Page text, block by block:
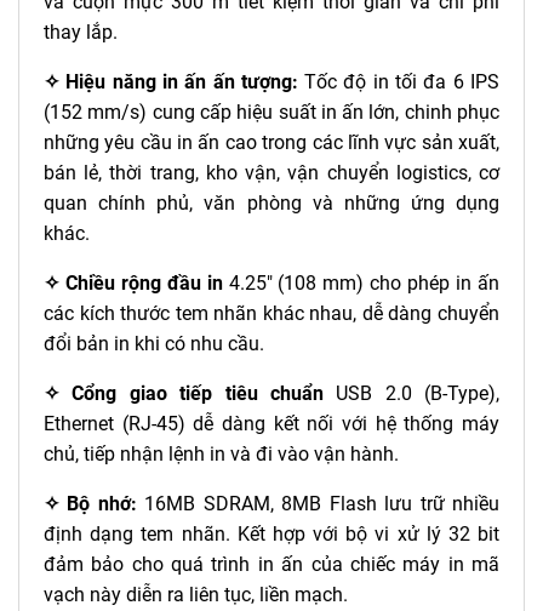
thay lắp.
✧ Hiệu năng in ấn ấn tượng: Tốc độ in tối đa 6 IPS
(152 mm/s) cung cấp hiệu suất in ấn lớn, chinh phục
những yêu cầu in ấn cao trong các lĩnh vực sản xuất,
bán lẻ, thời trang, kho vận, vận chuyển logistics, cơ
quan chính phủ, văn phòng và những ứng dụng
khác.
✧ Chiều rộng đầu in4.25" (108 mm) cho phép in ấn
các kích thước tem nhãn khác nhau, dễ dàng chuyển
đổi bản in khi có nhu cầu.
✧Cổng giao tiếp tiêu chuẩnUSB 2.0 (B-Type),
Ethernet (RJ-45) dễ dàng kết nối với hệ thống máy
chủ, tiếp nhận lệnh in và đi vào vận hành.
✧ Bộ nhớ: 16MB SDRAM, 8MB Flash lưu trữ nhiều
định dạng tem nhãn. Kết hợp với bộ vi xử lý 32 bit
đảm bảo cho quá trình in ấn của chiếc máy in mã
vạch này diễn ra liên tục, liền mạch.